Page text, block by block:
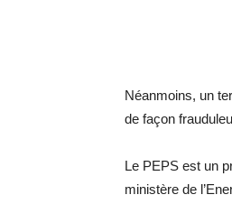
Néanmoins, un
de façon
Le PEPS est un
ministère de